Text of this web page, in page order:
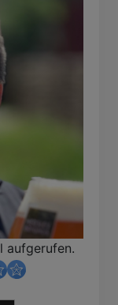
aufgerufen.